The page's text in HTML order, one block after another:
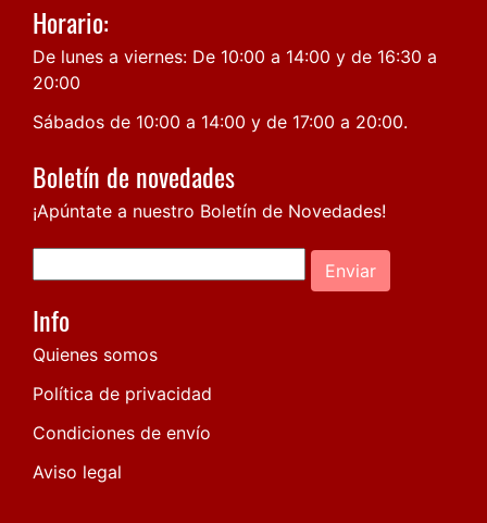
Horario:
De lunes a viernes: De 10:00 a 14:00 y de 16:30 a
20:00
Sábados de 10:00 a 14:00 y de 17:00 a 20:00.
Boletín de novedades
¡Apúntate a nuestro Boletín de Novedades!
Enviar
Info
Quienes somos
Política de privacidad
Condiciones de envío
Aviso legal